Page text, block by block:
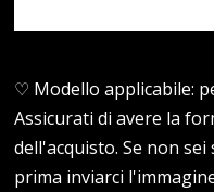
♡ Modello applicabile:
Assicurati di avere la
dell'acquisto. Se non
prima inviarci